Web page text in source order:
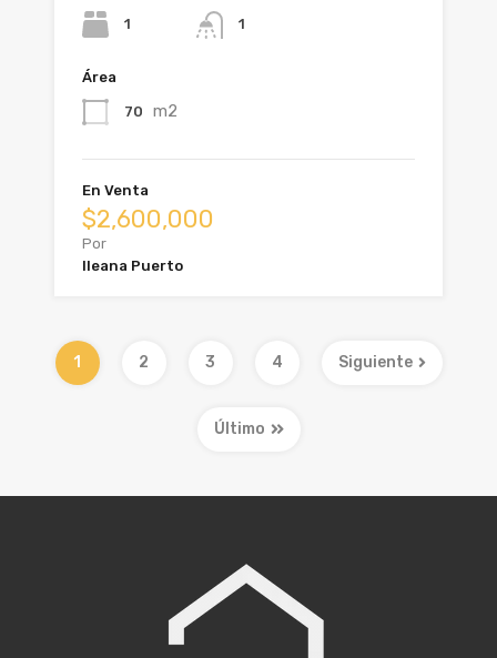
1 1
Área
70 m2
En Venta
$2,600,000
Por
Ileana Puerto
1 2 3 4 Siguiente
Último